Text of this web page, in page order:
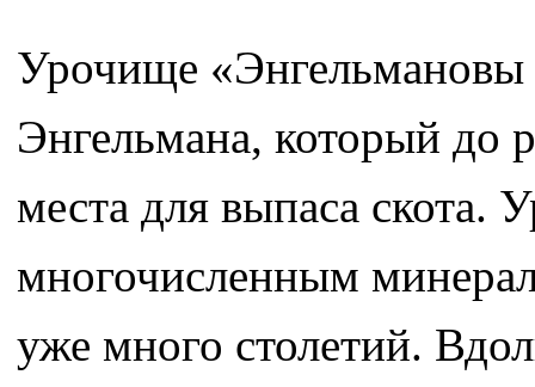
Урочище «Энгельмановы
Энгельмана, который до
места для выпаса скота.
многочисленным
уже много столетий.